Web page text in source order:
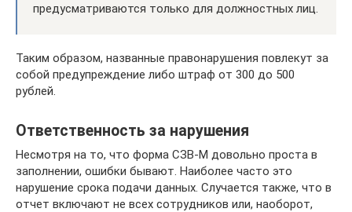
предусматриваются только для должностных лиц.
Таким образом, названные правонарушения повлекут за
собой предупреждение либо штраф от 300 до 500
рублей.
Ответственность за нарушения
Несмотря на то, что форма СЗВ-М довольно проста в
заполнении, ошибки бывают. Наиболее часто это
нарушение срока подачи данных. Случается также, что в
отчет включают не всех сотрудников или, наоборот,